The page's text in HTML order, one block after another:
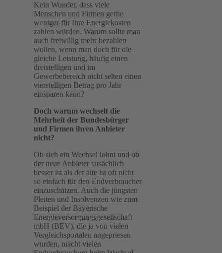
Kein Wunder, dass viele
Menschen und Firmen gerne
weniger für Ihre Energiekosten
zahlen würden. Warum sollte man
auch freiwillig mehr bezahlen
wollen, wenn man doch für die
gleiche Leistung, häufig einen
dreistelligen und im
Gewerbebereich nicht selten einen
vierstelligen Betrag pro Jahr
einsparen kann?
Doch warum wechselt die
Mehrheit der Bundesbürger
und Firmen ihren Anbieter
nicht?
Ob sich ein Wechsel lohnt und ob
der neue Anbieter tatsächlich
besser ist als der alte ist oft nicht
so einfach für den Endverbraucher
einzuschätzen. Auch die jüngsten
Pleiten und Insolvenzen wie zum
Beispiel der Bayerische
Energieversorgungsgesellschaft
mbH (BEV), die ja von vielen
Vergleichsportalen angepriesen
wurden, macht vielen